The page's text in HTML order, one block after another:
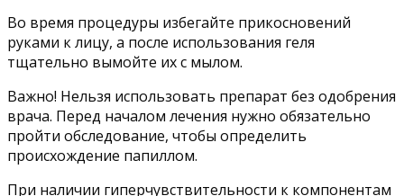
Во время процедуры избегайте прикосновений
руками к лицу, а после использования геля
тщательно вымойте их с мылом.
Важно! Нельзя использовать препарат без одобрения
врача. Перед началом лечения нужно обязательно
пройти обследование, чтобы определить
происхождение папиллом.
При наличии гиперчувствительности к компонентам